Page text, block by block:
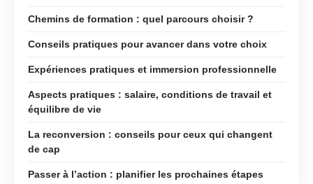
Chemins de formation : quel parcours choisir ?
Conseils pratiques pour avancer dans votre choix
Expériences pratiques et immersion professionnelle
Aspects pratiques : salaire, conditions de travail et
équilibre de vie
La reconversion : conseils pour ceux qui changent
de cap
Passer à l’action : planifier les prochaines étapes